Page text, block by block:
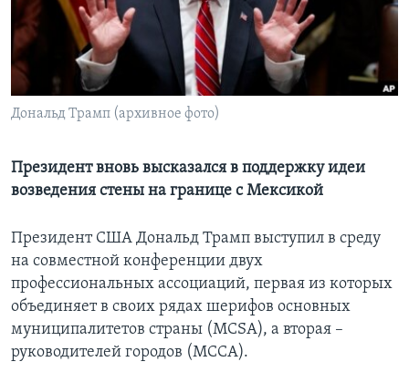
Learning English
СОЦИАЛЬНЫЕ СЕТИ
Языки
Дональд Трамп (архивное фото)
Президент вновь высказался в поддержку идеи
возведения стены на границе с Мексикой
Президент США Дональд Трамп выступил в среду
на совместной конференции двух
профессиональных ассоциаций, первая из которых
объединяет в своих рядах шерифов основных
муниципалитетов страны (MCSA), а вторая –
руководителей городов (MCCA).